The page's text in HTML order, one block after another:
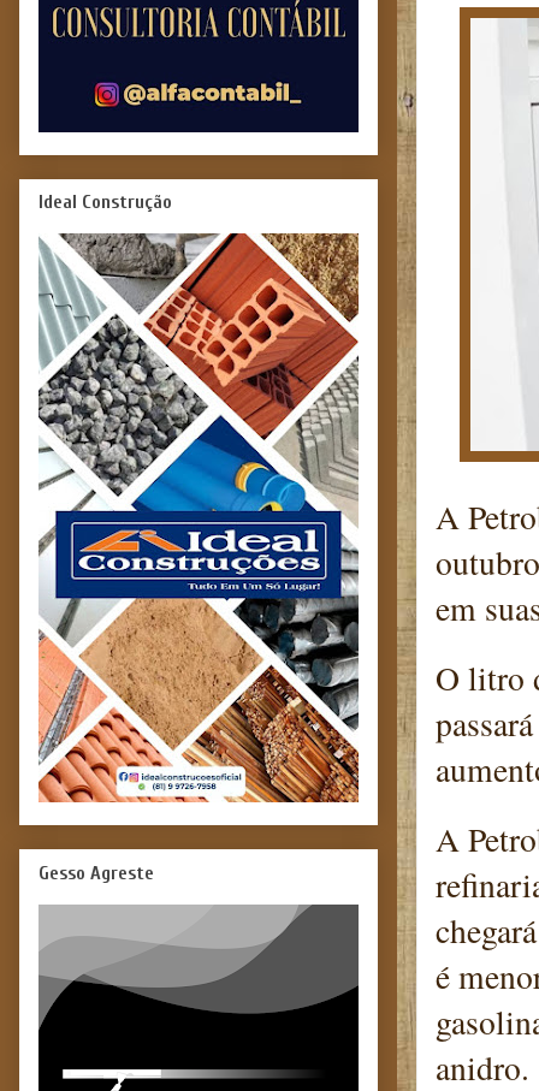
A
em
O litro
A
é
anidro.
Ideal Construção
Gesso Agreste